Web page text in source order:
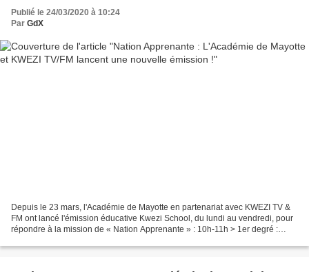
Publié le 24/03/2020 à 10:24
Par GdX
Depuis le 23 mars, l'Académie de Mayotte en partenariat avec KWEZI TV &
FM ont lancé l'émission éducative Kwezi School, du lundi au vendredi, pour
répondre à la mission de « Nation Apprenante » : 10h-11h > 1er degré :